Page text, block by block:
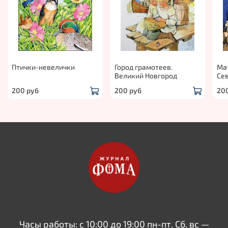
Птички-невелички
200 руб
Город грамотеев.
Великий Новгород
200 руб
Часы работы: с 10:00 до 19:00 пн-пт. Сб, вс —